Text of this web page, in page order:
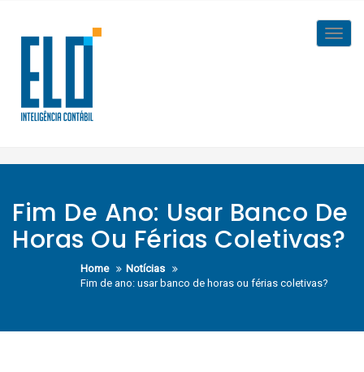
content
Fim De Ano: Usar Banco De
Horas Ou Férias Coletivas?
Home
Notícias
Fim de ano: usar banco de horas ou férias coletivas?